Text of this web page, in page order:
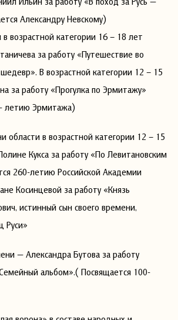
Александру Невскому)
возрастной категории 16 – 18 лет
за работу «Путешествие во
В возрастной категории 12 – 15
за работу «Прогулка по Эрмитажу»
летию Эрмитажа)
области в возрастной категории 12 – 15
Кукса за работу «По Левитановским
260-летию Российской Академии
Косинцевой за работу «Князь
истинный сын своего времени,
Руси»
— Александра Бутова за работу
альбом».( Посвящается 100-